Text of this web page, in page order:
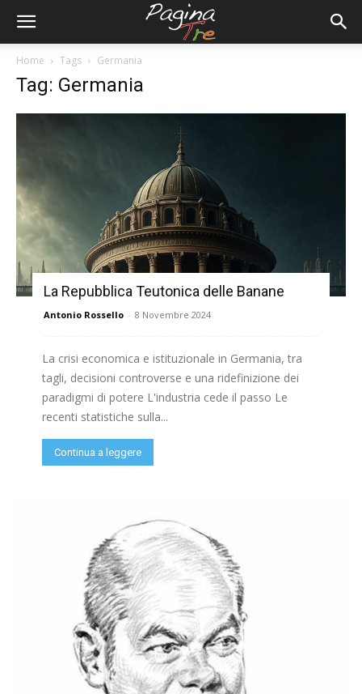
Home Tags Germania
Tag: Germania
La Repubblica Teutonica delle Banane
Antonio Rossello - 8 Novembre 2024
La crisi economica e istituzionale in Germania, tra
tagli, decisioni controverse e una ridefinizione dei
paradigmi di potere L'industria cede il passo Le
recenti statistiche sulla...
Continua a leggere